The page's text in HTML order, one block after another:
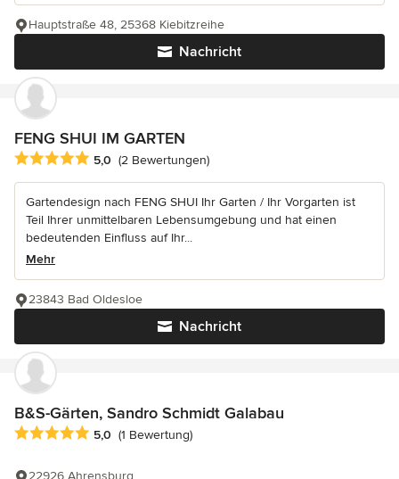
Nachricht
Hauptstraße 48, 25368 Kiebitzreihe
FENG SHUI IM GARTEN
Durchschnittliche Bewertung: 5 von 5 Sternen
5,0 (2 Bewertungen)
Gartendesign nach FENG SHUI Ihr Garten / Ihr Vorgarten ist
Teil Ihrer unmittelbaren Lebensumgebung und hat einen
bedeutenden Einfluss auf Ihr...
Mehr
Nachricht
23843 Bad Oldesloe
B&S-Gärten, Sandro Schmidt Galabau
Durchschnittliche Bewertung: 5 von 5 Sternen
5,0 (1 Bewertung)